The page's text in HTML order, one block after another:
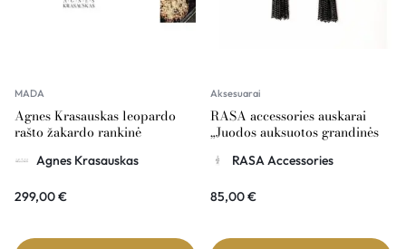
MADA
Agnes Krasauskas leopardo
rašto žakardo rankinė
Agnes Krasauskas
299,00€
Aksesuarai
RASA accessories auskarai
„Juodos auksuotos grandinės
RASA Accessories
85,00€